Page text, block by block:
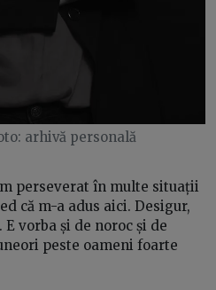
arhivă personală
perseverat în multe situații
că m-a adus aici. Desigur,
vorba și de noroc și de
peste oameni foarte